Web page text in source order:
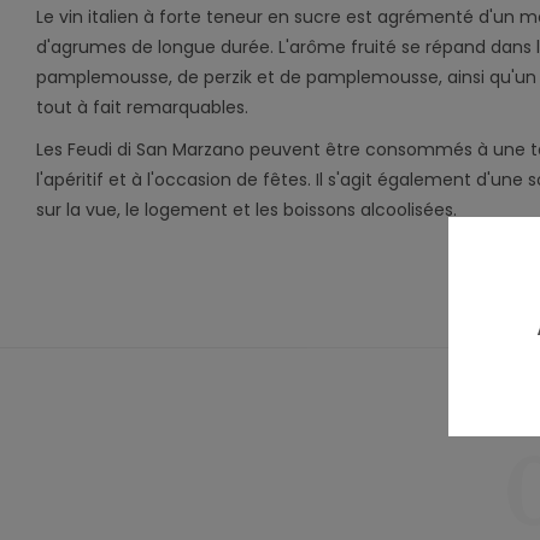
Le vin italien à forte teneur en sucre est agrémenté d'un
d'agrumes de longue durée. L'arôme fruité se répand dans
pamplemousse, de perzik et de pamplemousse, ainsi
tout à fait remarquables.
Les Feudi di San Marzano peuvent être consommés à une
l'apéritif et à l'occasion de fêtes. Il s'agit également d'une
sur la vue, le logement et les boissons alcoolisées.